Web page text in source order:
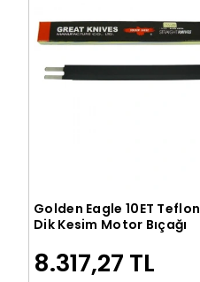
Sepete Ekle
Golden Eagle 10ET Teflon
Dik Kesim Motor Bıçağı
8.317,27 TL